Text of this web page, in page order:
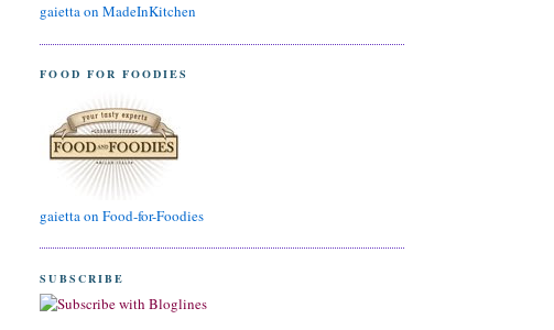
gaietta on MadeInKitchen
FOOD FOR FOODIES
gaietta on Food-for-Foodies
SUBSCRIBE